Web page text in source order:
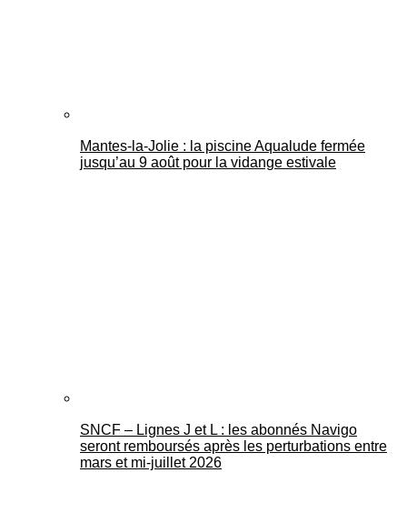
Mantes-la-Jolie : la piscine Aqualude fermée
jusqu’au 9 août pour la vidange estivale
SNCF – Lignes J et L : les abonnés Navigo
seront remboursés après les perturbations entre
mars et mi-juillet 2026